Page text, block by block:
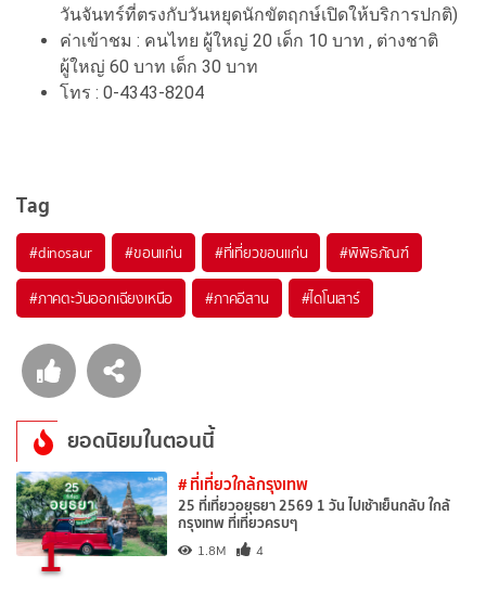
วันจันทร์ที่ตรงกับวันหยุดนักขัตฤกษ์เปิดให้บริการปกติ)
ค่าเข้าชม : คนไทย ผู้ใหญ่ 20 เด็ก 10 บาท , ต่างชาติ
ผู้ใหญ่ 60 บาท เด็ก 30 บาท
โทร : 0-4343-8204
Tag
#dinosaur #ขอนแก่น #ที่เที่ยวขอนแก่น #พิพิธภัณฑ์
#ภาคตะวันออกเฉียงเหนือ #ภาคอีสาน #ไดโนเสาร์
ยอดนิยมในตอนนี้
1
# ที่เที่ยวใกล้กรุงเทพ
25 ที่เที่ยวอยุธยา 2569 1 วัน ไปเช้าเย็นกลับ ใกล้
กรุงเทพ ที่เที่ยวครบๆ
1.8M 4